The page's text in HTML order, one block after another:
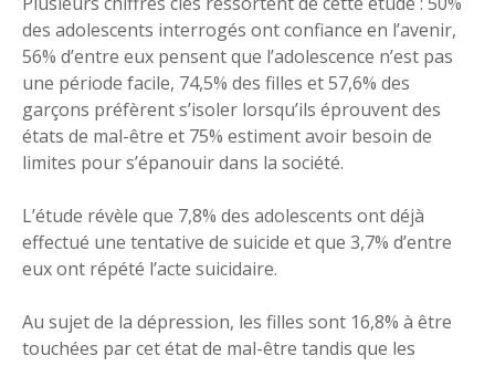
des adolescents interrogés ont confiance en l’avenir,
56% d’entre eux pensent que l’adolescence n’est pas
une période facile, 74,5% des filles et 57,6% des
garçons préfèrent s’isoler lorsqu’ils éprouvent des
états de mal-être et 75% estiment avoir besoin de
limites pour s’épanouir dans la société.
L’étude révèle que 7,8% des adolescents ont déjà
effectué une tentative de suicide et que 3,7% d’entre
eux ont répété l’acte suicidaire.
Au sujet de la dépression, les filles sont 16,8% à être
touchées par cet état de mal-être tandis que les